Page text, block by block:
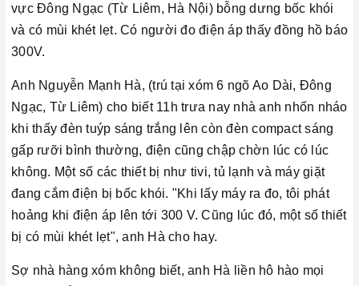
vực Đông Ngạc (Từ Liêm, Hà Nội) bỗng dưng bốc khói
và có mùi khét lẹt. Có người đo điện áp thấy đồng hồ báo
300V.
Anh Nguyễn Mạnh Hà, (trú tại xóm 6 ngõ Ao Dài, Đông
Ngạc, Từ Liêm) cho biết 11h trưa nay nhà anh nhốn nháo
khi thấy đèn tuýp sáng trắng lên còn đèn compact sáng
gấp rưỡi bình thường, điện cũng chập chờn lúc có lúc
không. Một số các thiết bị như tivi, tủ lạnh và máy giặt
đang cắm điện bị bốc khói. "Khi lấy máy ra đo, tôi phát
hoảng khi điện áp lên tới 300 V. Cũng lúc đó, một số thiết
bị có mùi khét lẹt", anh Hà cho hay.
Sợ nhà hàng xóm không biết, anh Hà liền hô hào mọi